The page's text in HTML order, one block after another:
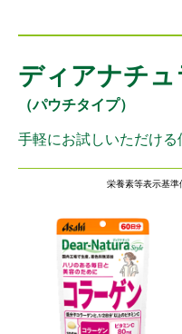
ディアナチ
（パウチタイプ）
手軽にお試しいただけ
栄養素等表示基